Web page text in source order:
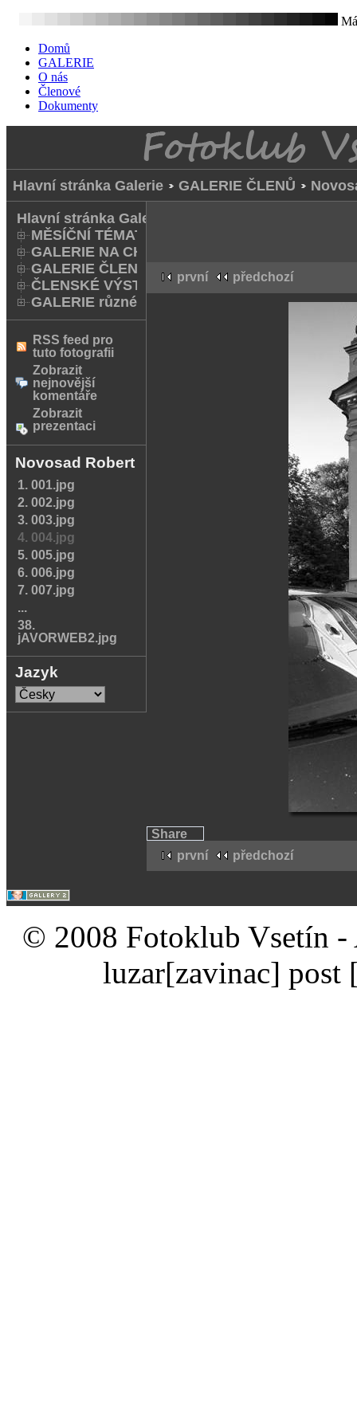
Domů
GALERIE
O nás
Členové
Dokumenty
Hlavní stránka Galerie GALERIE ČLENŮ
Hlavní stránka Galerie
MĚSÍČNÍ TÉMATA
GALERIE NA CHODNÍKU
GALERIE ČLENŮ
ČLENSKÉ VÝSTAVY A FOTO Q
GALERIE různé
RSS feed pro
tuto fotografii
Zobrazit
nejnovější
komentáře
Zobrazit
prezentaci
Novosad Robert
1. 001.jpg
2. 002.jpg
3. 003.jpg
4. 004.jpg
5. 005.jpg
6. 006.jpg
7. 007.jpg
...
38.
jAVORWEB2.jpg
Jazyk
první předchozí
Share
první
předchozí
© 2008 Fotoklub Vsetín -
luzar[zavinac] post